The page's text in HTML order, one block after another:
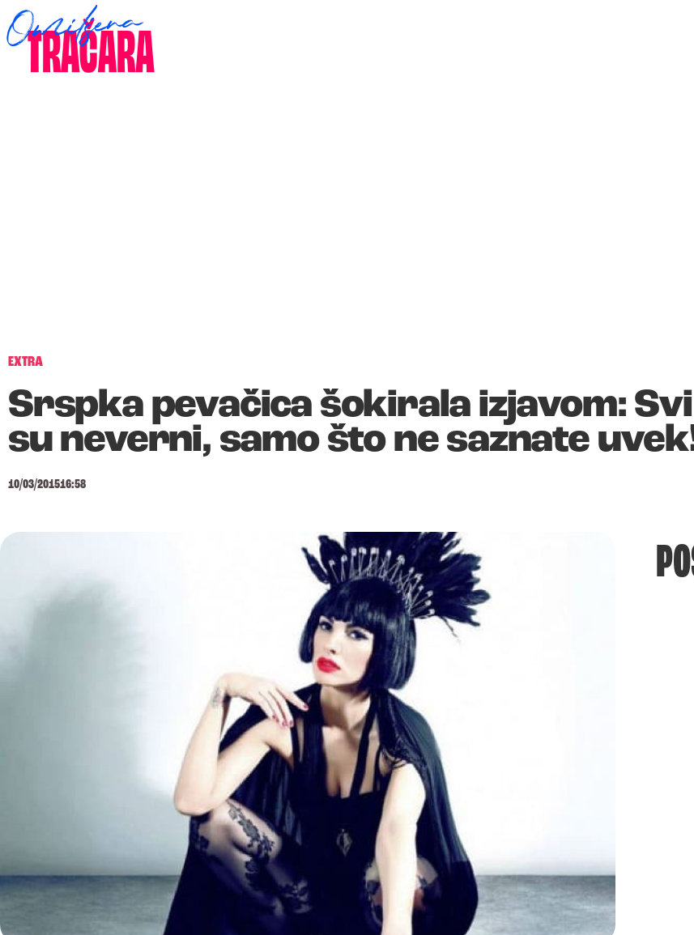
EXTRA
Srspka pevačica šokirala izjavom:
su neverni, samo što ne saznate
10/03/201516:58